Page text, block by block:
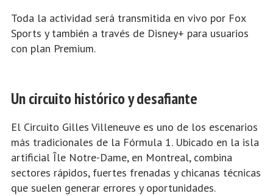
Toda la actividad será transmitida en vivo por Fox
Sports y también a través de Disney+ para usuarios
con plan Premium.
Un circuito histórico y desafiante
El Circuito Gilles Villeneuve es uno de los escenarios
más tradicionales de la Fórmula 1. Ubicado en la isla
artificial Île Notre-Dame, en Montreal, combina
sectores rápidos, fuertes frenadas y chicanas técnicas
que suelen generar errores y oportunidades.